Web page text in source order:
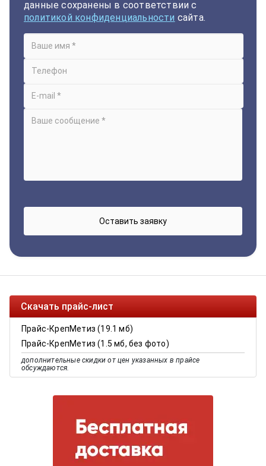
данные сохранены в соответствии с
политикой конфиденциальности сайта.
Скачать прайс-лист
Прайс-КрепМетиз (19.1 мб)
Прайс-КрепМетиз (1.5 мб, без фото)
дополнительные скидки от цен указанных в прайсе
обсуждаются.